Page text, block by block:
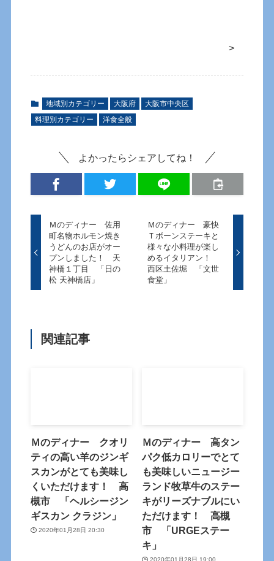
>
地域別カテゴリー 大阪府
大阪市中央区
料理別カテゴリー
洋食全般
よかったらシェアしてね！
Ｍのディナー 佐用
町名物ホルモン焼き
うどんのお店がオー
プンしました！ 天
神橋１丁目 「日の
松 天神橋店」
Ｍのディナー 豪快
Ｔボーンステーキと
様々な小料理が楽し
めるイタリアン！
西区土佐堀 「文世
食堂」
関連記事
Ｍのディナー クオリ
ティの高い羊のジンギ
スカンがとても美味し
くいただけます！ 高
槻市 「ヘルシージン
ギスカン クラジン」
2020年01月28日 20:30
Ｍのディナー 高タン
パク低カロリーでとて
も美味しいニュージー
ランド牧草牛のステー
キがリーズナブルにい
ただけます！ 高槻
市 「URGEステー
キ」